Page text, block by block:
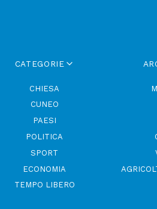
CATEGORIE
CHIESA
CUNEO
PAESI
POLITICA
SPORT
ECONOMIA
TEMPO LIBERO